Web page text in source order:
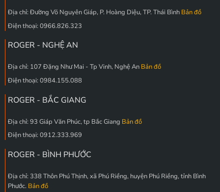
Địa chỉ: Đường Võ Nguyên Giáp, P. Hoàng Diệu, TP. Thái Bình Bản đồ
Điện thoại: 0966.826.323
ROGER - NGHỆ AN
Địa chỉ: 107 Đặng Như Mai - Tp Vinh, Nghệ An Bản đồ
Điện thoại: 0984.155.088
ROGER - BẮC GIANG
Địa chỉ: 93 Giáp Văn Phúc, tp Bắc Giang Bản đồ
Điện thoại: 0912.333.969
ROGER - BÌNH PHƯỚC
Địa chỉ: 338 Thôn Phú Thịnh, xã Phú Riềng, huyện Phú Riềng, tỉnh Bình
Phước. Bản đồ